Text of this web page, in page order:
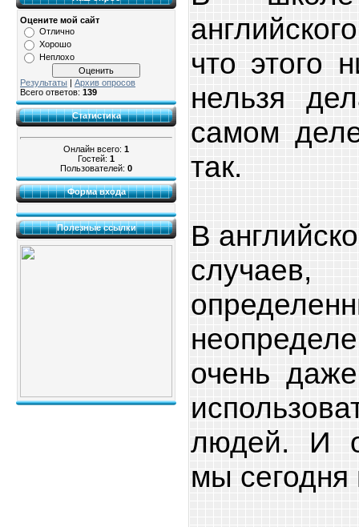
Оцените мой сайт
Отлично
Хорошо
Неплохо
Результаты | Архив опросов
Всего ответов: 139
Статистика
Онлайн всего: 1
Гостей: 1
Пользователей: 0
Форма входа
Полезные ссылки
что этого
нельзя
самом
так.
В
очень
людей. И
мы